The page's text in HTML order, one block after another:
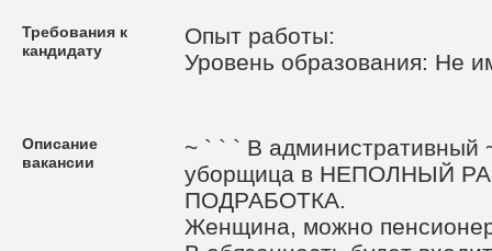
Требования к
кандидату
Опыт работы:
Уровень образования: Не
Описание
вакансии
~ ` ` ` B
уборщица в НЕПОЛНЫЙ
ПОДРАБОТКА.
Женщинa, можно